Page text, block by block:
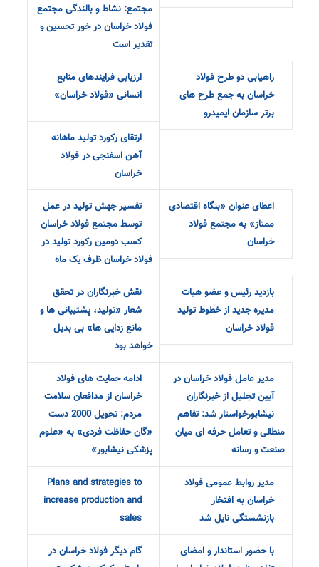
خراسان در
مجلس شورای
اسلامی از فعالیت های مجتمع:
نشاط و بالندگی مجتمع فولاد
خراسان در خور تحسین و تقدیر
است
راهیابی دو طرح
فولاد خراسان به
فرایندهای
منابع
انسانی «فولاد خراسان»
ارتقای رکورد تولید ماهانه
آهن اسفنجی در فولاد
خراسان
اعطای عنوان
«بنگاه اقتصادی
ممتاز» به مجتمع
فولاد خراسان
تفسیر جهش
تولید در عمل
توسط مجتمع
ظرف یک ماه
بازدید رئیس و
عضو هیات مدیره
جدید از خطوط
تولید فولاد خراسان
نقش خبرنگاران در
تحقق شعار
«تولید، پشتیبانی
ها و مانع زدایی ها» بی بدیل
خواهد بود
مدیر عامل فولاد
خراسان در آیین
تجلیل از
تفاهم منطقی و تعامل حرفه ای
ادامه حمایت های فولاد
خراسان از مدافعان سلامت
پزشکی نیشابور»